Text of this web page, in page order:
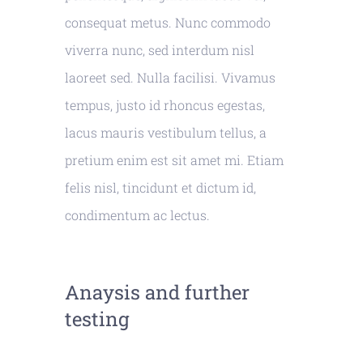
consequat metus. Nunc commodo
viverra nunc, sed interdum nisl
laoreet sed. Nulla facilisi. Vivamus
tempus, justo id rhoncus egestas,
lacus mauris vestibulum tellus, a
pretium enim est sit amet mi. Etiam
felis nisl, tincidunt et dictum id,
condimentum ac lectus.
Anaysis and further
testing